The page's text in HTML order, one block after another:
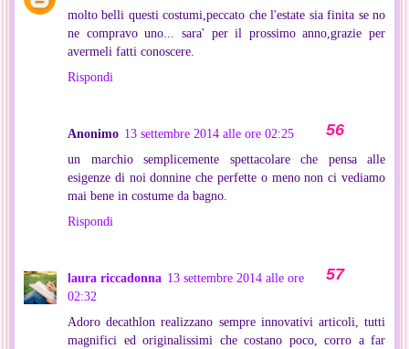
molto belli questi costumi,peccato che l'estate sia finita se no
ne compravo uno... sara' per il prossimo anno,grazie per
avermeli fatti conoscere.
Rispondi
Anonimo 13 settembre 2014 alle ore 02:25
un marchio semplicemente spettacolare che pensa alle
esigenze di noi donnine che perfette o meno non ci vediamo
mai bene in costume da bagno.
Rispondi
laura riccadonna 13 settembre 2014 alle ore
02:32
Adoro decathlon realizzano sempre innovativi articoli, tutti
magnifici ed originalissimi che costano poco, corro a far